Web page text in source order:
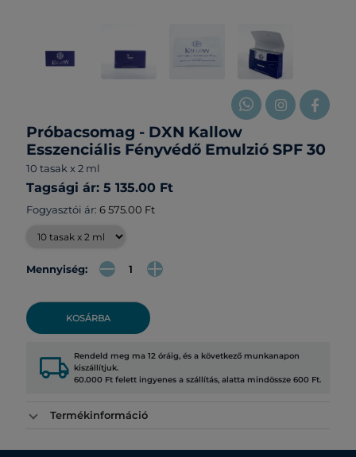
Próbacsomag - DXN Kallow
Esszenciális Fényvédő Emulzió SPF 30
10 tasak x 2 ml
Tagsági ár: 5 135.00 Ft
Fogyasztói ár: 6 575.00 Ft
Mennyiség:
KOSÁRBA
local_shipping Rendeld meg ma 12 óráig, és a következő munkanapon
kiszállítjuk.
60.000 Ft felett ingyenes a szállítás, alatta mindössze 600 Ft.
Termékinformáció